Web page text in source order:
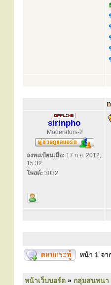
sirinpho
Moderators-2
ลงทะเบียนเมื่อ: 17 ก.ย. 2012,
15:32
โพสต์: 3032
หน้า 1 จา
หน้าเว็บบอร์ด » กลุ่มสนทนา